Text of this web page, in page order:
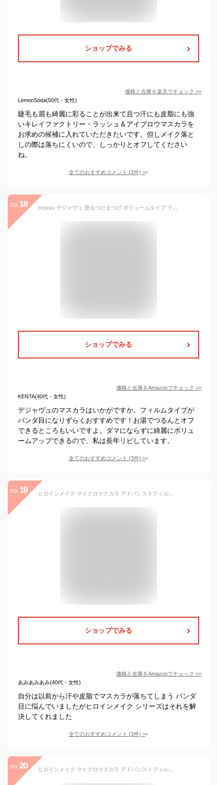
ショップでみる
価格と在庫を楽天でチェック >>
LemonSoda(50代・女性)
睫毛も眉も綺麗に彩ることが出来て且つ汗にも皮脂にも強
いキレイファクトリー・ラッシュ＆アイブロウマスカラを
お求めの候補に入れていただきたいです。但しメイク落と
しの際は落ちにくいので、しっかりとオフしてください
ね。
全てのおすすめコメント (2件) >
no. 18 dejavu デジャヴュ 塗るつけまつげ ボリュームタイプ ラッシュノックアウト エクストラボリューム 2 モカブラウン マスカラ フィルムタイプ
ショップでみる
価格と在庫をAmazonでチェック >>
KENTA(40代・女性)
デジャヴュのマスカラはいかがですか。フィルムタイプが
パンダ目になりずらくおすすめです！お湯でつるんとオフ
できるところもいいですよ。ダマにならずに綺麗にボリュ
ームアップできるので、私は長年リピしています。
全てのおすすめコメント (3件) >
no. 19 ヒロインメイク マイクロマスカラ アドバンストフィルム 01 漆黒ブラック 4.5g すべてのまつ毛を強調する極細ブラシ お湯+洗顔料オフ
ショップでみる
価格と在庫をAmazonでチェック >>
あみあみあみ(40代・女性)
自分は以前から汗や皮脂でマスカラが落ちてしまう パンダ
目に悩んでいましたがヒロインメイク シリーズはそれを解
決してくれました
全てのおすすめコメント (3件) >
no. 20 ヒロインメイク マイクロマスカラ アドバンストフィルム 01 漆黒ブラック 本体 4.5g マスカラ アットコスメ 正規品